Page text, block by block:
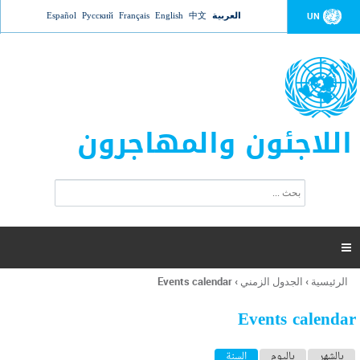
Jump to navigation UN العربية 中文
English
Français
Русский
Español
اللاجئون والمهاجرون
ت
ر
ل
ح
ب

أنت
هنا
الرئيسية › الجدول الزمني ›
Events calendar
Events calendar